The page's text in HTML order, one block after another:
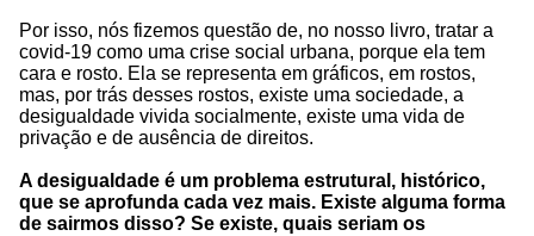
Por isso, nós fizemos questão de, no nosso livro, tratar a
covid-19 como uma crise social urbana, porque ela tem
cara e rosto. Ela se representa em gráficos, em rostos,
mas, por trás desses rostos, existe uma sociedade, a
desigualdade vivida socialmente, existe uma vida de
privação e de ausência de direitos.
A desigualdade é um problema estrutural, histórico,
que se aprofunda cada vez mais. Existe alguma forma
de sairmos disso? Se existe, quais seriam os